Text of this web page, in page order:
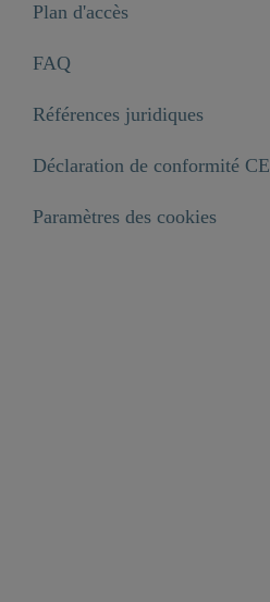
Plan d'accès
FAQ
Références juridiques
Déclaration de conformité CE
Paramètres des cookies